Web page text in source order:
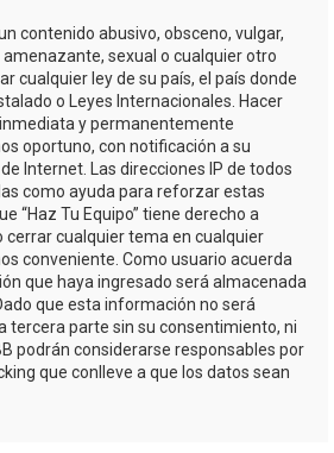
contenido abusivo, obsceno, vulgar,
sexual o cualquier otro
cualquier ley de su país, el país donde
o Leyes Internacionales. Hacer
y permanentemente
oportuno, con notificación a su
Internet. Las direcciones IP de todos
como ayuda para reforzar estas
“Haz Tu Equipo” tiene derecho a
cerrar cualquier tema en cualquier
conveniente. Como usuario acuerda
que haya ingresado será almacenada
que esta información no será
tercera parte sin su consentimiento, ni
podrán considerarse responsables por
que conlleve a que los datos sean